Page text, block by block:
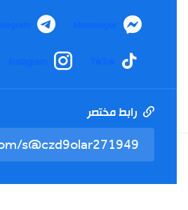
الأحكام والشروطMessenger
TikTok
Instagram
رابط مختصر